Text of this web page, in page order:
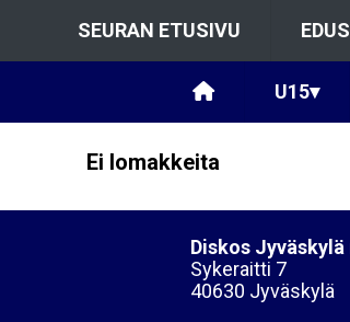
SEURAN ETUSIVU
U15▾
Ei lomakkeita
Diskos Jyväskylä
Sykeraitti 7
40630 Jyväskylä